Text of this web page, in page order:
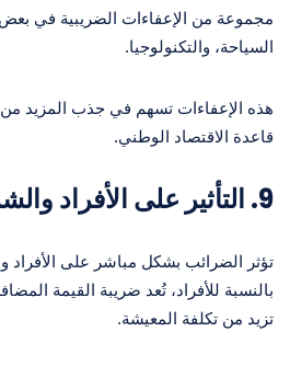
مجموعة من الإعفاءات الضريبية في
السياحة، والتكنولوجيا.
هذه الإعفاءات تسهم في جذب المزيد من
قاعدة الاقتصاد الوطني.
9. التأثير على الأفراد
تؤثر الضرائب بشكل مباشر على
بالنسبة للأفراد، تُعد ضريبة القيمة
تزيد من تكلفة المعيشة.